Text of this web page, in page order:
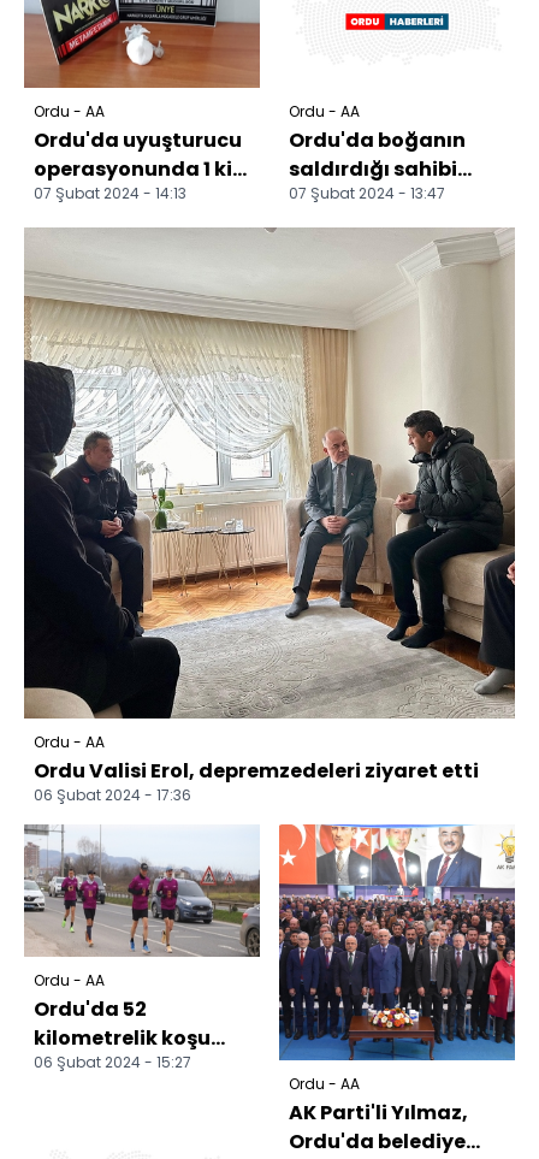
Ordu - AA
Ordu'da uyuşturucu
operasyonunda 1 kişi
tutuklandı
07 Şubat 2024 - 14:13
Ordu - AA
Ordu'da boğanın
saldırdığı sahibi
öldü
07 Şubat 2024 - 13:47
Ordu - AA
Ordu Valisi Erol, depremzedeleri ziyaret etti
06 Şubat 2024 - 17:36
Ordu - AA
Ordu'da 52
kilometrelik koşu
gerçekleştirildi
06 Şubat 2024 - 15:27
Ordu - AA
AK Parti'li Yılmaz,
Ordu'da belediye